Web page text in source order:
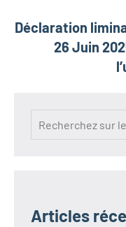
Déclaration
26 Juin
Rechercher
Articles